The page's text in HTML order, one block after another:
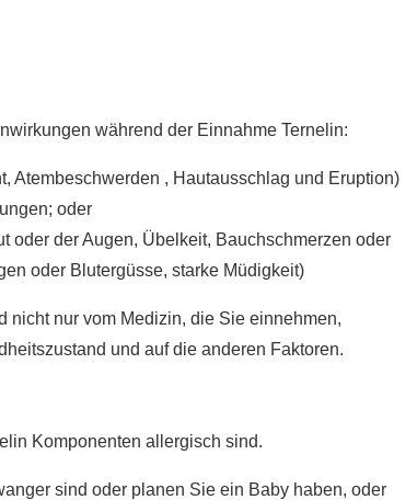
während der Einnahme Ternelin:
Atembeschwerden , Hautausschlag und Eruption)
oder
oder der Augen, Übelkeit, Bauchschmerzen oder
oder Blutergüsse, starke Müdigkeit)
nicht nur vom Medizin, die Sie einnehmen,
und auf die anderen Faktoren.
Komponenten allergisch sind.
sind oder planen Sie ein Baby haben, oder